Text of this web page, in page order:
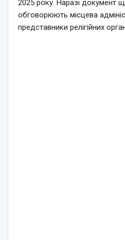
2025 року. Наразі документ
обговорюють місцева
представники релігійних